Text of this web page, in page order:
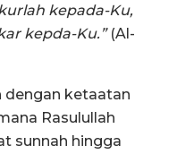
kepada-Ku,
kepda-Ku.” (Al-
dengan ketaatan
Rasulullah
sunnah hingga